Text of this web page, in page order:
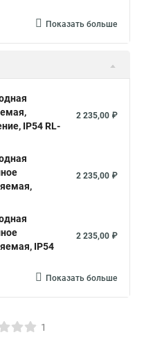
Показать больше
IP54 RL-
2 235,00 ₽
2 235,00 ₽
IP54
2 235,00 ₽
Показать больше
1